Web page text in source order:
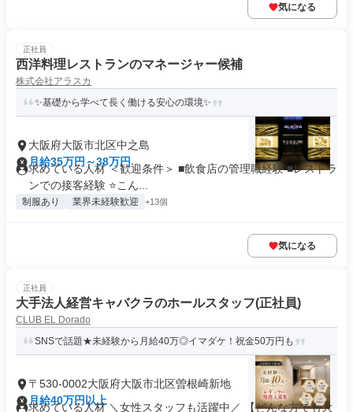
気になる
正社員
西洋料理レストランのマネージャー候補
株式会社アラスカ
✨基礎から学べて長く働ける安心の環境✨
大阪府大阪市北区中之島
月給35万円～38万円
求めている人材 ＜歓迎条件＞ ■飲食店の管理職経験 ■レストラ
ンでの接客経験 ⭐こん...
制服あり 業界未経験歓迎 +13個
気になる
正社員
大手法人経営キャバクラのホールスタッフ(正社員)
CLUB EL Dorado
SNSで話題★未経験から月給40万◎イマダケ！祝金50万円も
〒530-0002大阪府大阪市北区曽根崎新地
月給40万円以上
求めている人材 ＼女性スタッフも活躍中／ 【どんな方でも大